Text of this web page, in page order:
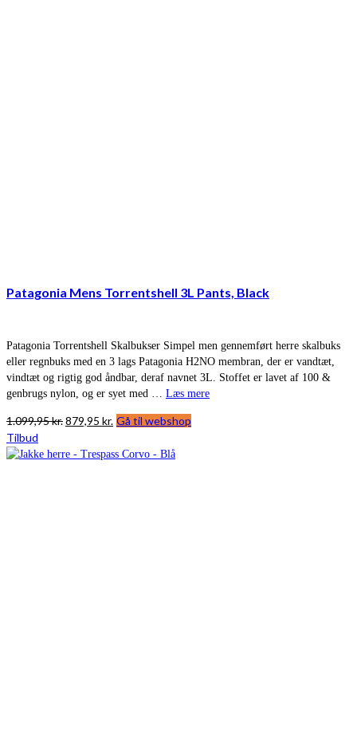
Patagonia Mens Torrentshell 3L Pants, Black
Patagonia Torrentshell Skalbukser Simpel men gennemført herre skalbuks
eller regnbuks med en 3 lags Patagonia H2NO membran, der er vandtæt,
vindtæt og rigtig god åndbar, deraf navnet 3L. Stoffet er lavet af 100 &
genbrugs nylon, og er syet med … Læs mere
1.099,95kr.Den
pris
879,95 kr. Den
pris
Gå til webshop
Tilbud